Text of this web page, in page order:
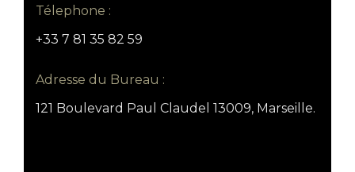
Télephone :
+33 7 81 35 82 59
Adresse du Bureau :
121 Boulevard Paul Claudel 13009, Marseille.